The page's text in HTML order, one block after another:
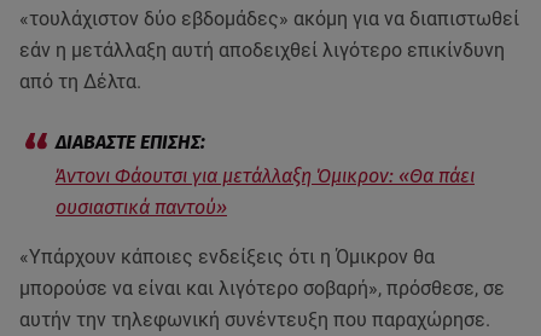
«τουλάχιστον δύο εβδομάδες» ακόμη για να διαπιστωθεί
εάν η μετάλλαξη αυτή αποδειχθεί λιγότερο επικίνδυνη
από τη Δέλτα.
Άντονι Φάουτσι για μετάλλαξη Όμικρον: «Θα πάει
ουσιαστικά παντού»
«Υπάρχουν κάποιες ενδείξεις ότι η Όμικρον θα
μπορούσε να είναι και λιγότερο σοβαρή», πρόσθεσε, σε
αυτήν την τηλεφωνική συνέντευξη που παραχώρησε.